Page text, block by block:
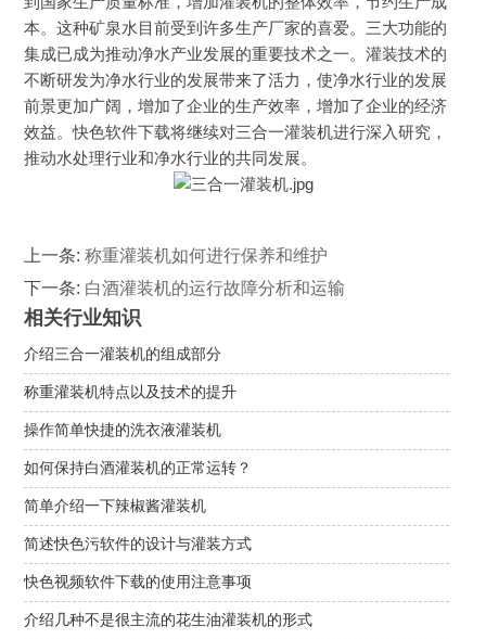
本。这种矿泉水目前受到许多生产厂家的喜爱。三大功能的
集成已成为推动净水产业发展的重要技术之一。灌装技术的
不断研发为净水行业的发展带来了活力，使净水行业的发展
前景更加广阔，增加了企业的生产效率，增加了企业的经济
效益。快色软件下载将继续对三合一灌装机进行深入研究，
推动水处理行业和净水行业的共同发展。
上一条: 称重灌装机如何进行保养和维护
下一条: 白酒灌装机的运行故障分析和运输
相关行业知识
介绍三合一灌装机的组成部分
称重灌装机特点以及技术的提升
操作简单快捷的洗衣液灌装机
如何保持白酒灌装机的正常运转？
简单介绍一下辣椒酱灌装机
简述快色污软件的设计与灌装方式
快色视频软件下载的使用注意事项
介绍几种不是很主流的花生油灌装机的形式